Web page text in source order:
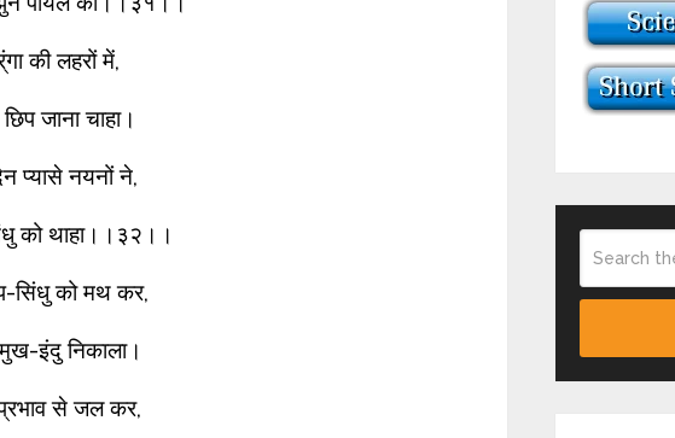
की लहरों में,
जाना चाहा।
प्यासे नयनों ने,
को थाहा।।३२।।
सिंधु को मथ कर,
इंदु निकाला।
से जल कर,